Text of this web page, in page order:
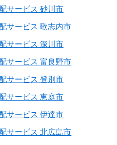
サービス 砂川市
サービス 歌志内市
サービス 深川市
サービス 富良野市
サービス 登別市
サービス 恵庭市
サービス 伊達市
サービス 北広島市